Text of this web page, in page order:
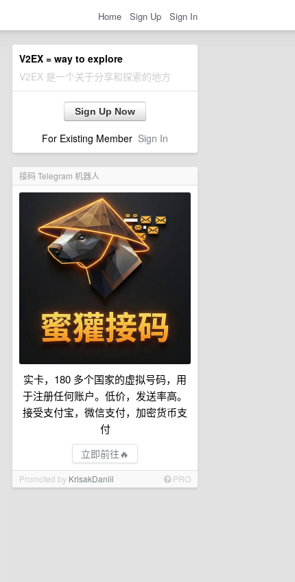
Home Sign Up Sign In
V2EX = way to explore
V2EX 是一个关于分享和探索的地方
Sign Up Now
For Existing Member Sign In
接码 Telegram 机器人
实卡，180 多个国家的虚拟号码，用
于注册任何账户。低价，发送率高。
接受支付宝，微信支付，加密货币支
付
立即前往🔥
Promoted by KrisakDaniil PRO